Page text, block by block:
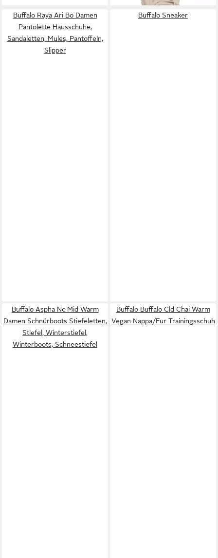
Buffalo Raya Ari Bo Damen
Pantolette Hausschuhe,
Sandaletten, Mules, Pantoffeln,
Slipper
Buffalo Sneaker
Buffalo Aspha Nc Mid Warm
Damen Schnürboots Stiefeletten,
Stiefel, Winterstiefel,
Winterboots, Schneestiefel
Buffalo Buffalo Cld Chai Warm
Vegan Nappa/Fur Trainingsschuh